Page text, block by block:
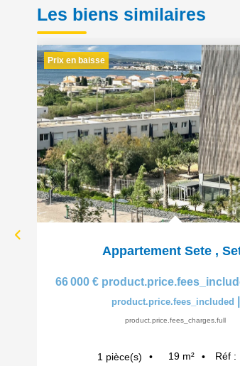
Les biens similaires
Prix en baisse
Appartement Sete ,
66 000 €
product.price.fees_included
product.price.fees_charges.full
1 pièce(s) 19 m² Réf :